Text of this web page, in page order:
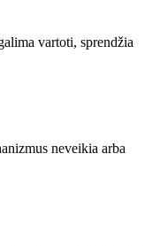
vartoti, sprendžia
neveikia arba